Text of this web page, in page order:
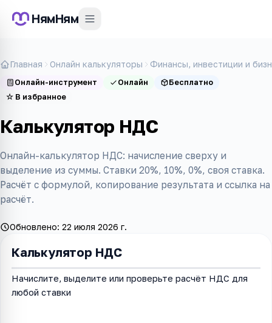
НямНям
Главная Онлайн калькуляторы Финансы, инвестиции и
Онлайн-инструмент Онлайн
Бесплатно
☆ В избранное
Калькулятор НДС
Онлайн-калькулятор НДС: начисление сверху и
выделение из суммы. Ставки 20%, 10%, 0%, своя ставка.
Расчёт с формулой, копирование результата и ссылка на
расчёт.
Обновлено: 22 июля 2026 г.
Калькулятор НДС
Начислите, выделите или проверьте расчёт НДС для
любой ставки